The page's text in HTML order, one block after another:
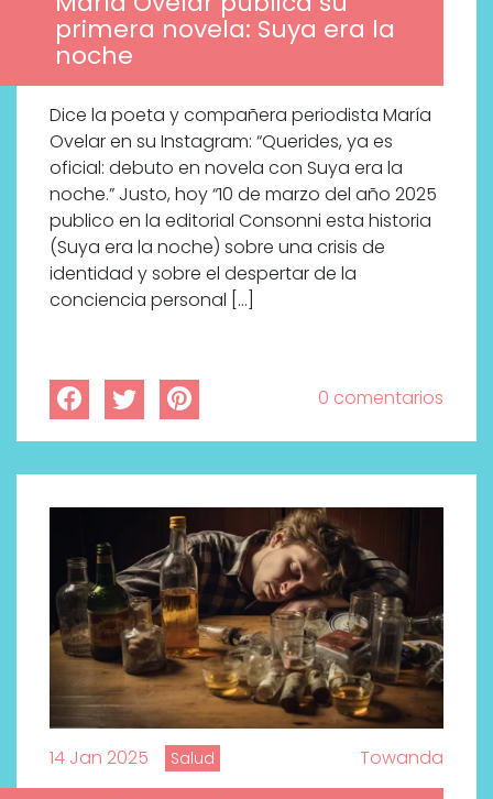
primera novela: Suya era la
noche
Dice la poeta y compañera periodista María
Ovelar en su Instagram: “Querides, ya es
oficial: debuto en novela con Suya era la
noche.” Justo, hoy “10 de marzo del año 2025
publico en la editorial Consonni esta historia
(Suya era la noche) sobre una crisis de
identidad y sobre el despertar de la
conciencia personal […]
0 comentarios
14 Jan 2025 Salud Towanda